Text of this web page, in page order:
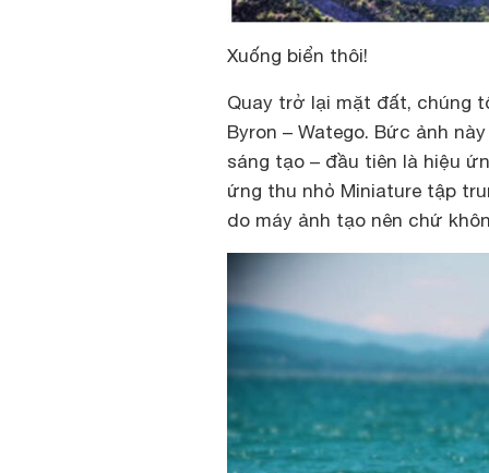
Xuống biển thôi!
Quay trở lại mặt đất, chúng
Byron – Watego. Bức ảnh
sáng tạo – đầu tiên là hiệu
ứng thu nhỏ Miniature tập
do máy ảnh tạo nên chứ